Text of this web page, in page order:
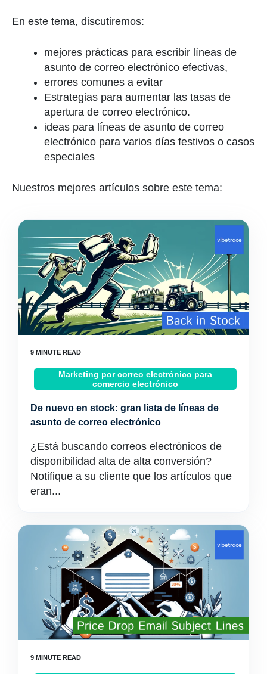
En este tema, discutiremos:
mejores prácticas para escribir líneas de
asunto de correo electrónico efectivas,
errores comunes a evitar
Estrategias para aumentar las tasas de
apertura de correo electrónico.
ideas para líneas de asunto de correo
electrónico para varios días festivos o casos
especiales
Nuestros mejores artículos sobre este tema:
Marketing por correo electrónico para
comercio electrónico
De nuevo en stock: gran lista de líneas de
asunto de correo electrónico
¿Está buscando correos electrónicos de
disponibilidad alta de alta conversión?
Notifique a su cliente que los artículos que
eran...